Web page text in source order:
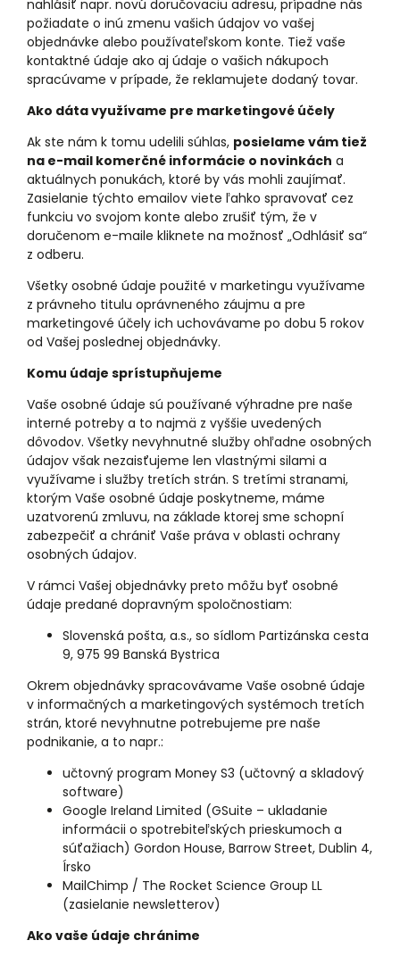
nahlásiť napr. novú doručovaciu adresu, prípadne nás
požiadate o inú zmenu vašich údajov vo vašej
objednávke alebo používateľskom konte. Tiež vaše
kontaktné údaje ako aj údaje o vašich nákupoch
spracúvame v prípade, že reklamujete dodaný tovar.
Ako dáta využívame pre marketingové účely
Ak ste nám k tomu udelili súhlas, posielame vám tiež
na e-mail komerčné informácie o novinkách a
aktuálnych ponukách, ktoré by vás mohli zaujímať.
Zasielanie týchto emailov viete ľahko spravovať cez
funkciu vo svojom konte alebo zrušiť tým, že v
doručenom e-maile kliknete na možnosť „Odhlásiť sa“
z odberu.
Všetky osobné údaje použité v marketingu využívame
z právneho titulu oprávneného záujmu a pre
marketingové účely ich uchovávame po dobu 5 rokov
od Vašej poslednej objednávky.
Komu údaje sprístupňujeme
Vaše osobné údaje sú používané výhradne pre naše
interné potreby a to najmä z vyššie uvedených
dôvodov. Všetky nevyhnutné služby ohľadne osobných
údajov však nezaisťujeme len vlastnými silami a
využívame i služby tretích strán. S tretími stranami,
ktorým Vaše osobné údaje poskytneme, máme
uzatvorenú zmluvu, na základe ktorej sme schopní
zabezpečiť a chrániť Vaše práva v oblasti ochrany
osobných údajov.
V rámci Vašej objednávky preto môžu byť osobné
údaje predané dopravným spoločnostiam:
Slovenská pošta, a.s., so sídlom Partizánska cesta
9, 975 99 Banská Bystrica
Okrem objednávky spracovávame Vaše osobné údaje
v informačných a marketingových systémoch tretích
strán, ktoré nevyhnutne potrebujeme pre naše
podnikanie, a to napr.:
učtovný program Money S3 (učtovný a skladový
software)
Google Ireland Limited (GSuite – ukladanie
informácii o spotrebiteľských prieskumoch a
súťažiach) Gordon House, Barrow Street, Dublin 4,
Írsko
MailChimp / The Rocket Science Group LL
(zasielanie newsletterov)
Ako vaše údaje chránime